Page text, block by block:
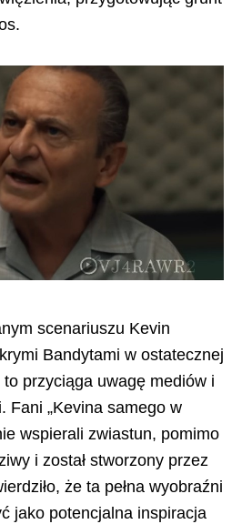
scenariuszu Kevin
Bandytami w ostatecznej
przyciąga uwagę mediów i
Fani „Kevina samego w
wspierali zwiastun, pomimo
i został stworzony przez
że ta pełna wyobraźni
jako potencjalna inspiracja